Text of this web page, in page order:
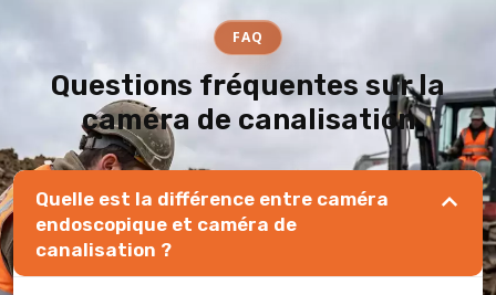
FAQ
Questions fréquentes sur la
caméra de canalisation
Quelle est la différence entre caméra
endoscopique et caméra de
canalisation ?